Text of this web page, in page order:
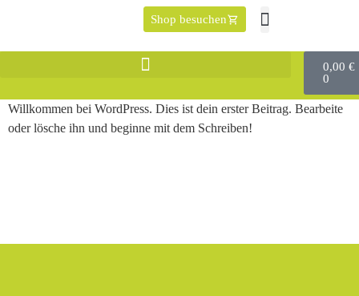
Shop besuchen
0,00 €
0
Willkommen bei WordPress. Dies ist dein erster Beitrag. Bearbeite
oder lösche ihn und beginne mit dem Schreiben!